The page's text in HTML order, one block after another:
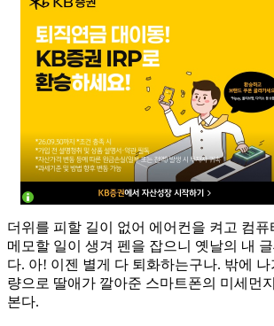
더위를 피할 길이 없어 에어컨을 켜고 컴
메모할 일이 생겨 펜을 잡으니 옛날의 내
다. 아! 이젠 별게 다 퇴화하는구나. 밖에
량으로 딸애가 깔아준 스마트폰의 미세먼
본다.